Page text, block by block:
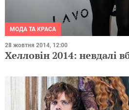
МОДА ТА КРАСА
28 жовтня 2014, 12:00
Хелловін 2014: невдалі